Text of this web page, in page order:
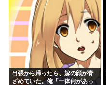
出張から帰ったら、嫁の顔が青
ざめていた。俺「一体何があっ